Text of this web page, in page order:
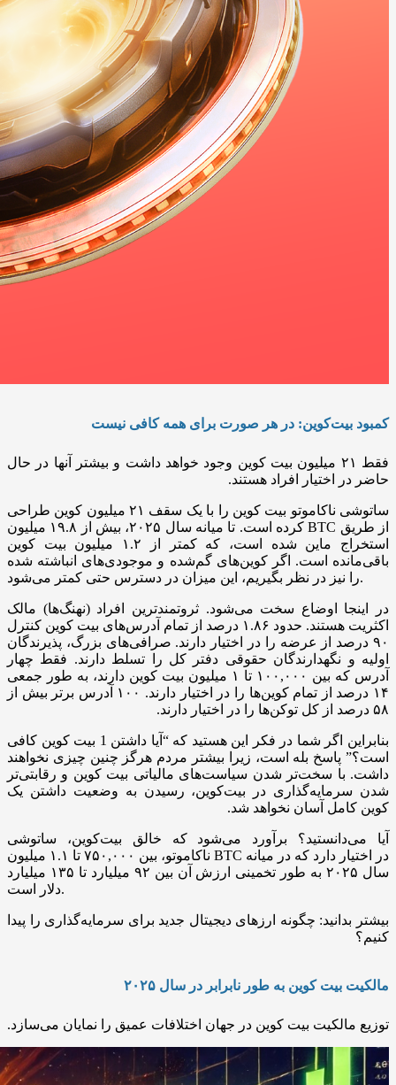
کمبود بیت‌کوین: در هر صورت برای همه کافی نیست
فقط ۲۱ میلیون بیت کوین وجود خواهد داشت و بیشتر آنها در حال
حاضر در اختیار افراد هستند.
ساتوشی ناکاموتو بیت کوین را با یک سقف ۲۱ میلیون کوین طراحی
کرده است. تا میانه سال ۲۰۲۵، بیش از ۱۹.۸ میلیون BTC از طریق
استخراج ماین شده است، که کمتر از ۱.۲ میلیون بیت کوین
باقی‌مانده است. اگر کوین‌های گم‌شده و موجودی‌های انباشته شده
را نیز در نظر بگیریم، این میزان در دسترس حتی کمتر می‌شود.
در اینجا اوضاع سخت می‌شود. ثروتمندترین افراد (نهنگ‌ها) مالک
اکثریت هستند. حدود ۱.۸۶ درصد از تمام آدرس‌های بیت کوین کنترل
۹۰ درصد از عرضه را در اختیار دارند. صرافی‌های بزرگ، پذیرندگان
اولیه و نگهدارندگان حقوقی دفتر کل را تسلط دارند. فقط چهار
آدرس که بین ۱۰۰,۰۰۰ تا ۱ میلیون بیت کوین دارند، به طور جمعی
۱۴ درصد از تمام کوین‌ها را در اختیار دارند. ۱۰۰ آدرس برتر بیش از
۵۸ درصد از کل توکن‌ها را در اختیار دارند.
بنابراین اگر شما در فکر این هستید که “آیا داشتن 1 بیت ‌کوین کافی
است؟” پاسخ بله است، زیرا بیشتر مردم هرگز چنین چیزی نخواهند
داشت. با سخت‌تر شدن سیاست‌های مالیاتی بیت ‌کوین و رقابتی‌تر
شدن سرمایه‌گذاری در بیت‌کوین، رسیدن به وضعیت داشتن یک
کوین کامل آسان نخواهد شد.
آیا می‌دانستید؟ برآورد می‌شود که خالق بیت‌کوین، ساتوشی
ناکاموتو، بین ۷۵۰,۰۰۰ تا ۱.۱ میلیون BTC در اختیار دارد که در میانه
سال ۲۰۲۵ به طور تخمینی ارزش آن بین ۹۲ میلیارد تا ۱۳۵ میلیارد
دلار است.
بیشتر بدانید: چگونه ارزهای دیجیتال جدید برای سرمایه‌گذاری را پیدا
کنیم؟
مالکیت بیت کوین به طور نابرابر در سال ۲۰۲۵
توزیع مالکیت بیت ‌کوین در جهان اختلافات عمیق را نمایان می‌سازد.